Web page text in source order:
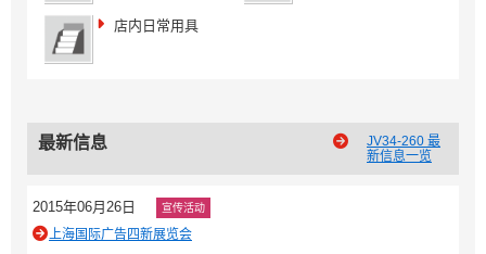
店内日常用具
最新信息
JV34-260 最
新信息一览
2015年06月26日 宣传活动
上海国际广告四新展览会